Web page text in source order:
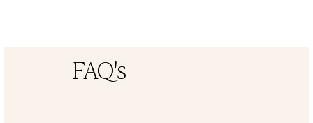
FAQ's